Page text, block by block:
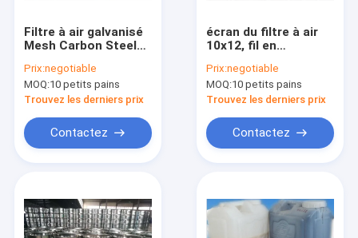
Filtre à air galvanisé
Mesh Carbon Steel
millimètres
d'épaisseur
Prix:negotiable
MOQ:10 petits pains
Trouvez les derniers prix
Contactez
écran du filtre à air
10x12, fil en
Galvanized Prismatic
Prix:negotiable
MOQ:10 petits pains
Trouvez les derniers prix
Contactez